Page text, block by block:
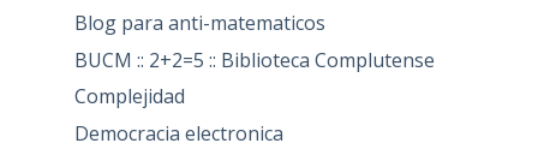
Blog para anti-matematicos
BUCM :: 2+2=5 :: Biblioteca Complutense
Complejidad
Democracia electronica